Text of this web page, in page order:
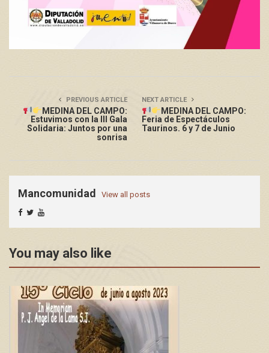
PREVIOUS ARTICLE
MEDINA DEL CAMPO:
Estuvimos con la III Gala
Solidaria: Juntos por una
sonrisa
NEXT ARTICLE
MEDINA DEL CAMPO:
Feria de Espectáculos
Taurinos. 6 y 7 de Junio
Mancomunidad View all posts
You may also like